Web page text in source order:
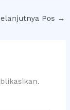
Pos →